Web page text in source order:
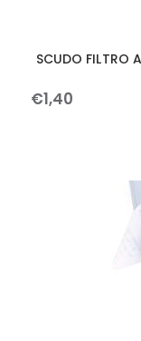
SCUDO FILTRO
€1,40